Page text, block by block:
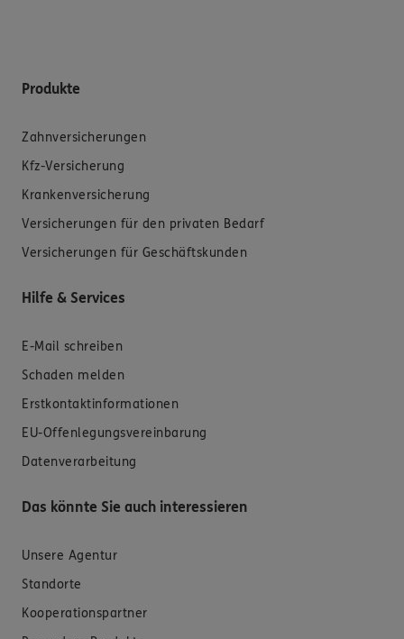
Produkte
Zahnversicherungen
Kfz-Versicherung
Krankenversicherung
Versicherungen für den privaten Bedarf
Versicherungen für Geschäftskunden
Hilfe & Services
E-Mail schreiben
Schaden melden
Erstkontaktinformationen
EU-Offenlegungsvereinbarung
Datenverarbeitung
Das könnte Sie auch interessieren
Unsere Agentur
Standorte
Kooperationspartner